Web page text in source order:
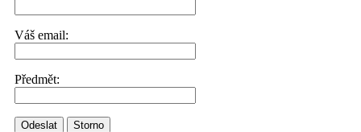
Váš email:
Předmět:
Odeslat Storno